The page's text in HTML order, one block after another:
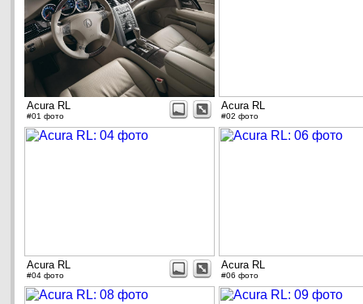
Acura RL
#01 фото
Acura RL
#02 фото
Acura RL
#04 фото
Acura RL
#06 фото